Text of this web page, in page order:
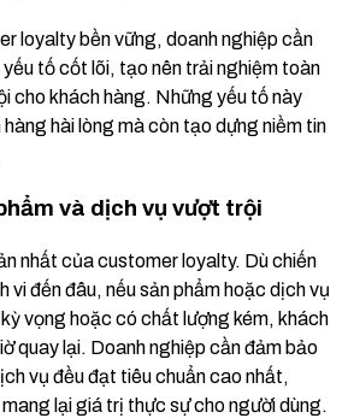
loyalty bền vững, doanh nghiệp cần
tố cốt lõi, tạo nên trải nghiệm toàn
cho khách hàng. Những yếu tố này
hài lòng mà còn tạo dựng niềm tin
và dịch vụ vượt trội
nhất của customer loyalty. Dù chiến
vi đến đâu, nếu sản phẩm hoặc dịch vụ
vọng hoặc có chất lượng kém, khách
quay lại. Doanh nghiệp cần đảm bảo
vụ đều đạt tiêu chuẩn cao nhất,
lại giá trị thực sự cho người dùng.